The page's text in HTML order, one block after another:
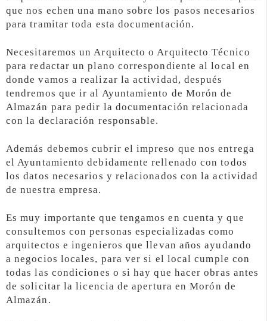
que nos echen una mano sobre los pasos necesarios
para tramitar toda esta documentación.
Necesitaremos un Arquitecto o Arquitecto Técnico
para redactar un plano correspondiente al local en
donde vamos a realizar la actividad, después
tendremos que ir al Ayuntamiento de Morón de
Almazán para pedir la documentación relacionada
con la declaración responsable.
Además debemos cubrir el impreso que nos entrega
el Ayuntamiento debidamente rellenado con todos
los datos necesarios y relacionados con la actividad
de nuestra empresa.
Es muy importante que tengamos en cuenta y que
consultemos con personas especializadas como
arquitectos e ingenieros que llevan años ayudando
a negocios locales, para ver si el local cumple con
todas las condiciones o si hay que hacer obras antes
de solicitar la licencia de apertura en Morón de
Almazán.